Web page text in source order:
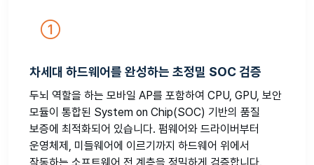
차세대 하드웨어를 완성하는 초정밀 SOC 검증
두뇌 역할을 하는 모바일 AP를 포함하여 CPU, GPU, 보안
모듈이 통합된 System on Chip(SOC) 기반의 품질
보증에 최적화되어 있습니다. 펌웨어와 드라이버부터
운영체제, 미들웨어에 이르기까지 하드웨어 위에서